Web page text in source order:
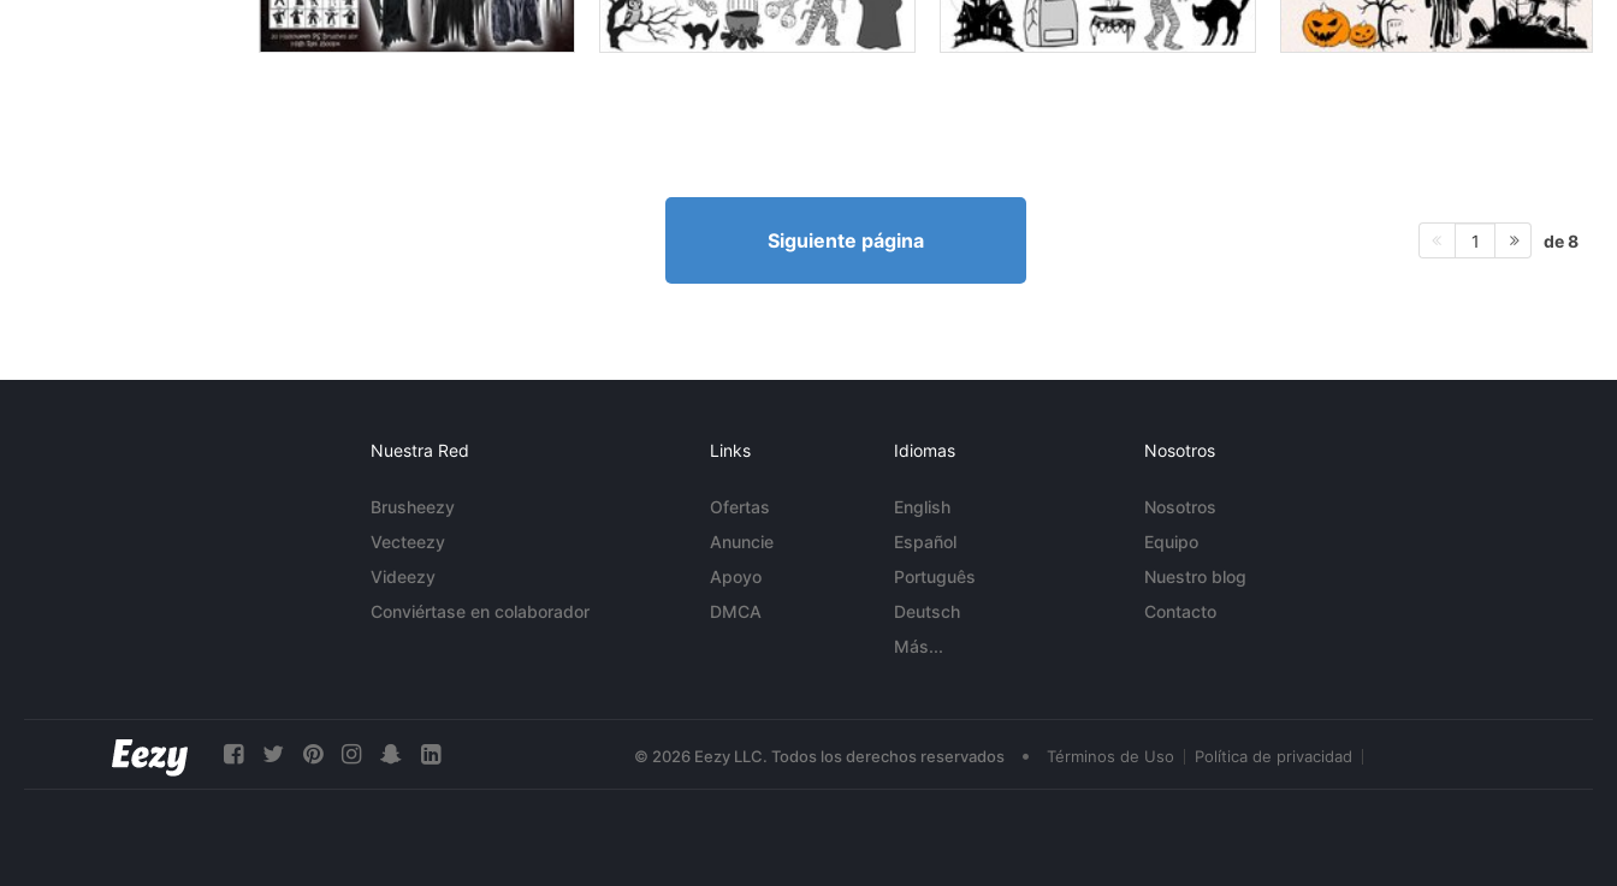
Siguiente página 1 de 8
Nuestra Red
Brusheezy
Vecteezy
Videezy
Conviértase en colaborador
Links
Ofertas
Anuncie
Apoyo
DMCA
Idiomas
English
Español
Português
Deutsch
Más...
Nosotros
Nosotros
Equipo
Nuestro blog
Contacto
© 2026 Eezy LLC. Todos los derechos reservados • Términos de Uso Política de privacidad